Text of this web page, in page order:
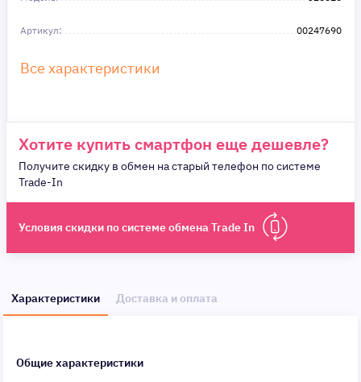
удобство — наш приоритет! ✨
в этом!
Артикул: 00247690
Все характеристики
Хотите купить смартфон еще дешевле?
Получите скидку в обмен на старый телефон по системе
Trade-In
Условия скидки по системе обмена Trade In
Характеристики Доставка и оплата
Общие характеристики